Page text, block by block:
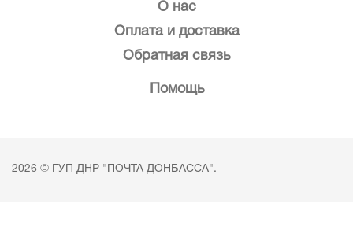
О нас
Оплата и доставка
Обратная связь
Помощь
2026 © ГУП ДНР "ПОЧТА ДОНБАССА".